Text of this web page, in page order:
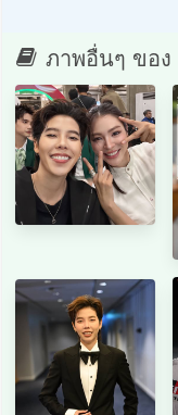
ภาพอื่นๆ ของ